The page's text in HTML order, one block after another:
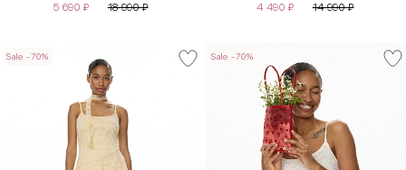
5 690 ₽ 18 990₽ 4 490 ₽ 14 990₽
Sale -70% Sale -70%